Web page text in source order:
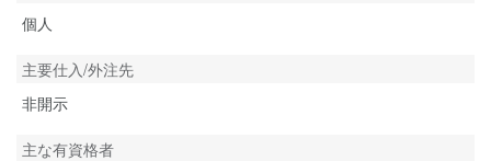
個人
主要仕入/外注先
非開示
主な有資格者